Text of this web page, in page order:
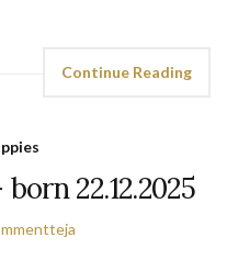
Continue Reading
22.12.2025